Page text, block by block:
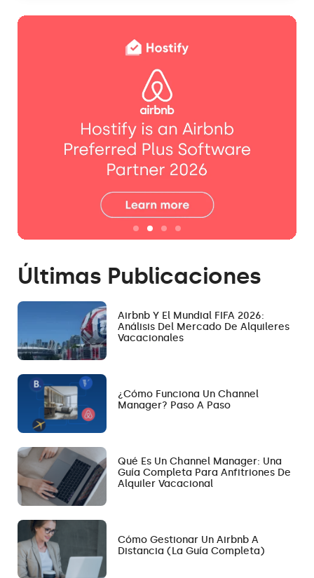
Últimas Publicaciones
Airbnb Y El Mundial FIFA 2026:
Análisis Del Mercado De Alquileres
Vacacionales
¿Cómo Funciona Un Channel
Manager? Paso A Paso
Qué Es Un Channel Manager: Una
Guía Completa Para Anfitriones De
Alquiler Vacacional
Cómo Gestionar Un Airbnb A
Distancia (la Guía Completa)